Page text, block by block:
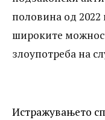
половина од 2022
широките
злоупотреба на
Истражувањето